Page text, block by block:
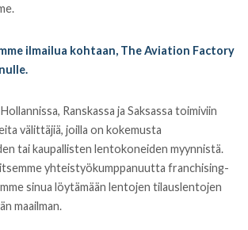
ilmailua kohtaan, The Aviation Factory
Ranskassa ja Saksassa toimiviin
välittäjiä, joilla on kokemusta
tai kaupallisten lentokoneiden myynnistä.
yhteistyökumppanuutta franchising-
sinua löytämään lentojen tilauslentojen
maailman.